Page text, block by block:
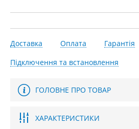
Доставка Оплата
Гарантія
Підключення та встановлення
ГОЛОВНЕ ПРО ТОВАР
ХАРАКТЕРИСТИКИ